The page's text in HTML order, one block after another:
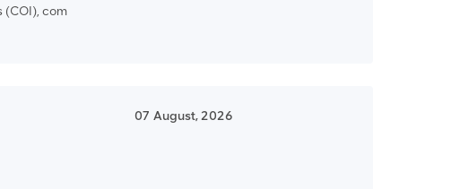
com
07 August, 2026